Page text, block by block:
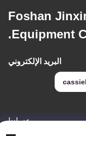
Foshan
Equipment
البريد الإلكتروني
عنواننا